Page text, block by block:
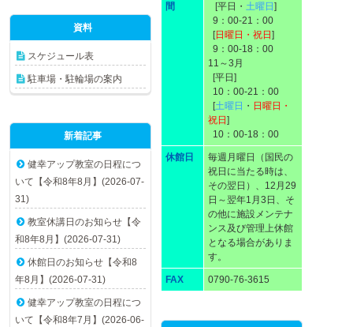
間
[平日・ 土曜日 ]
9：00-21：00
[日曜日・祝日 ]
9：00-18：00
11～3月
[平日]
10：00-21：00
[土曜日 ・ 日曜日・
祝日 ]
10：00-18：00
休館日
毎週月曜日（国民の
祝日に当たる時は、
その翌日）、12月29
日～翌年1月3日、そ
の他に施設メンテナ
ンス及び管理上休館
となる場合がありま
す。
FAX 0790-76-3615
資料
スケジュール表
駐車場・駐輪場の案内
新着記事
健幸アップ教室の日程につ
いて【令和8年8月】(2026-07-
31)
教室休講日のお知らせ【令
和8年8月】(2026-07-31)
休館日のお知らせ【令和8
年8月】(2026-07-31)
健幸アップ教室の日程につ
いて【令和8年7月】(2026-06-